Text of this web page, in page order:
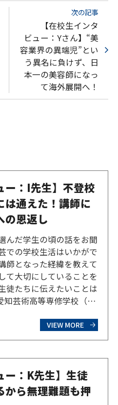
次の記事
【在校生インタ
ビュー：Yさん】“美
容業界の異端児”とい
う異名に負けず、日
本一の美容師になっ
て海外展開へ！
ー：I先生】不登校
は通えた！講師に
の恩返し
んだ学生の頃の話をお聞
での学校生活はいかがで
師となった経緯を教えて
て大切にしていることを
徒たちに伝えたいことは
知芸術高等専修学校（通
海道芸術高等学校（通
た卒業生だ…
VIEW MORE
ー：K先生】生徒
から無理難題も押